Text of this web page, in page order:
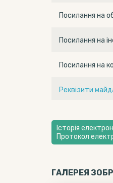
Посилання на
Посилання на
Посилання на
Реквізити
Історія
Протокол
ГАЛЕРЕЯ